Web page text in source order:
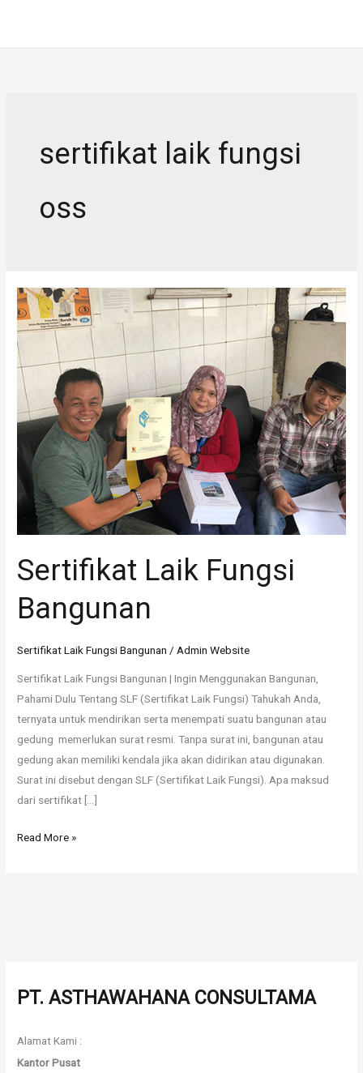
content
sertifikat laik fungsi
oss
Sertifikat Laik Fungsi
Bangunan
Sertifikat Laik Fungsi Bangunan / Admin Website
Sertifikat Laik Fungsi Bangunan | Ingin Menggunakan Bangunan,
Pahami Dulu Tentang SLF (Sertifikat Laik Fungsi) Tahukah Anda,
ternyata untuk mendirikan serta menempati suatu bangunan atau
gedung memerlukan surat resmi. Tanpa surat ini, bangunan atau
gedung akan memiliki kendala jika akan didirikan atau digunakan.
Surat ini disebut dengan SLF (Sertifikat Laik Fungsi). Apa maksud
dari sertifikat […]
Sertifikat
Laik
Fungsi
Bangunan
Read More »
PT. ASTHAWAHANA CONSULTAMA
Alamat Kami :
Kantor Pusat